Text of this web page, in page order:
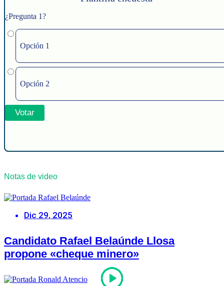
¿Pregunta 1?
Opción 1
Opción 2
Notas de video
Dic 29, 2025
Candidato Rafael Belaúnde Llosa
propone «cheque minero»